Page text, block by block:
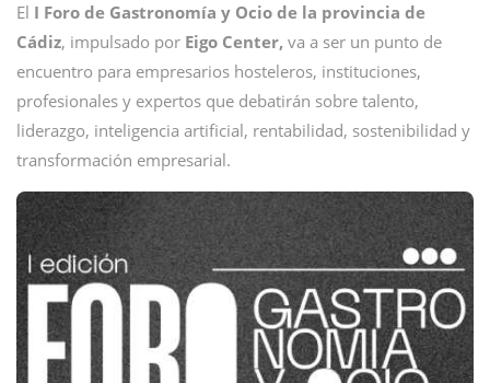
El I Foro de Gastronomía y Ocio de la provincia de
Cádiz, impulsado por Eigo Center, va a ser un punto de
encuentro para empresarios hosteleros, instituciones,
profesionales y expertos que debatirán sobre talento,
liderazgo, inteligencia artificial, rentabilidad, sostenibilidad y
transformación empresarial.